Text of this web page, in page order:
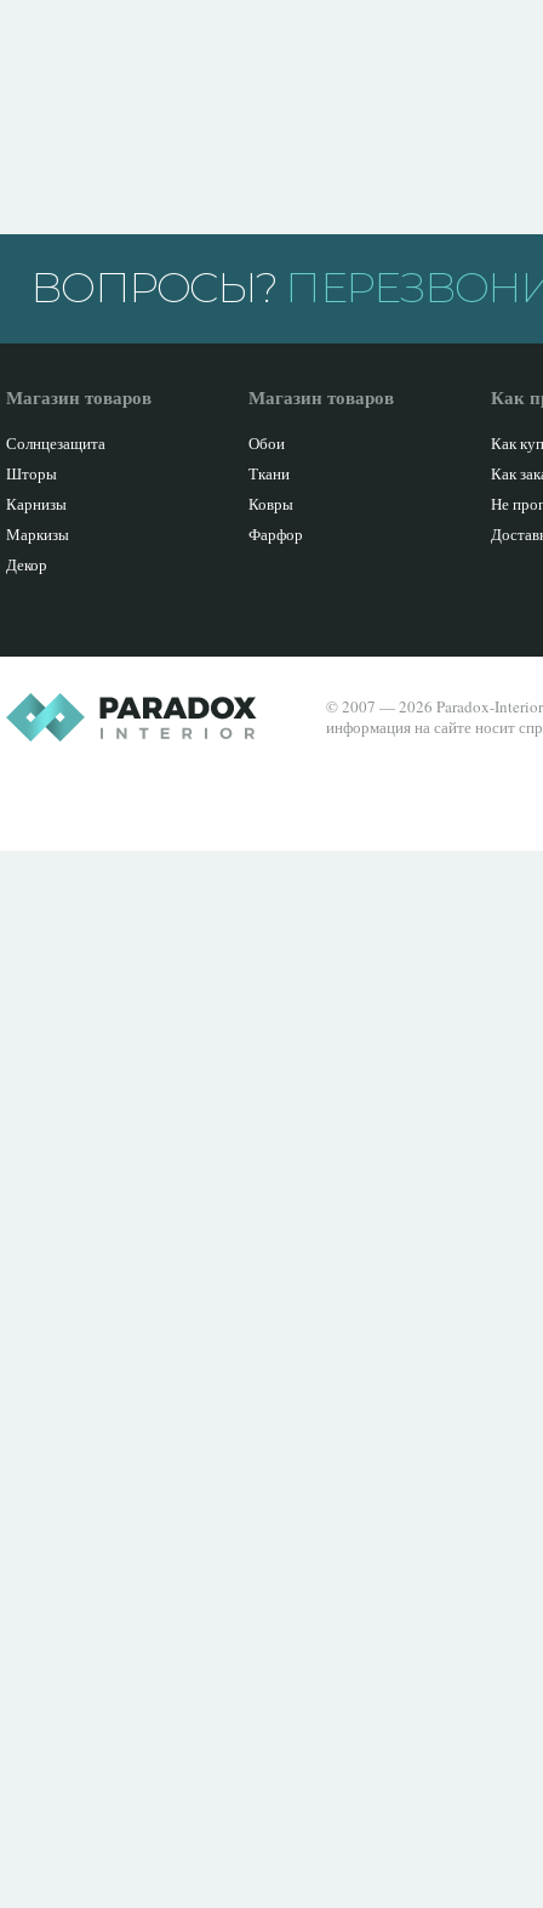
ВОПРОСЫ?
Магазин товаров
Солнцезащита
Шторы
Карнизы
Маркизы
Декор
Магазин товаров
Обои
Ткани
Ковры
Фарфор
Как
Как
Как
Не
© 2007 — 2026 Paradox-
информация на сайте носит